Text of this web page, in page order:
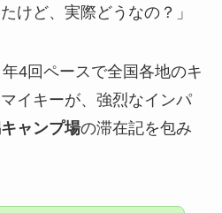
けど、実際どうなの？」
4回ペースで全国各地のキ
イキーが、強烈なインパ
ャンプ場の滞在記を包み